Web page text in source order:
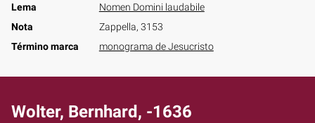
Lema
Nomen Domini laudabile
Nota
Zappella, 3153
Término marca
monograma de Jesucristo
Wolter, Bernhard, -1636